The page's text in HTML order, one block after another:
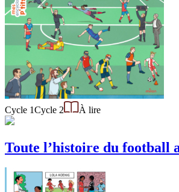
Cycle 1Cycle 2 À lire
Toute l’histoire du football